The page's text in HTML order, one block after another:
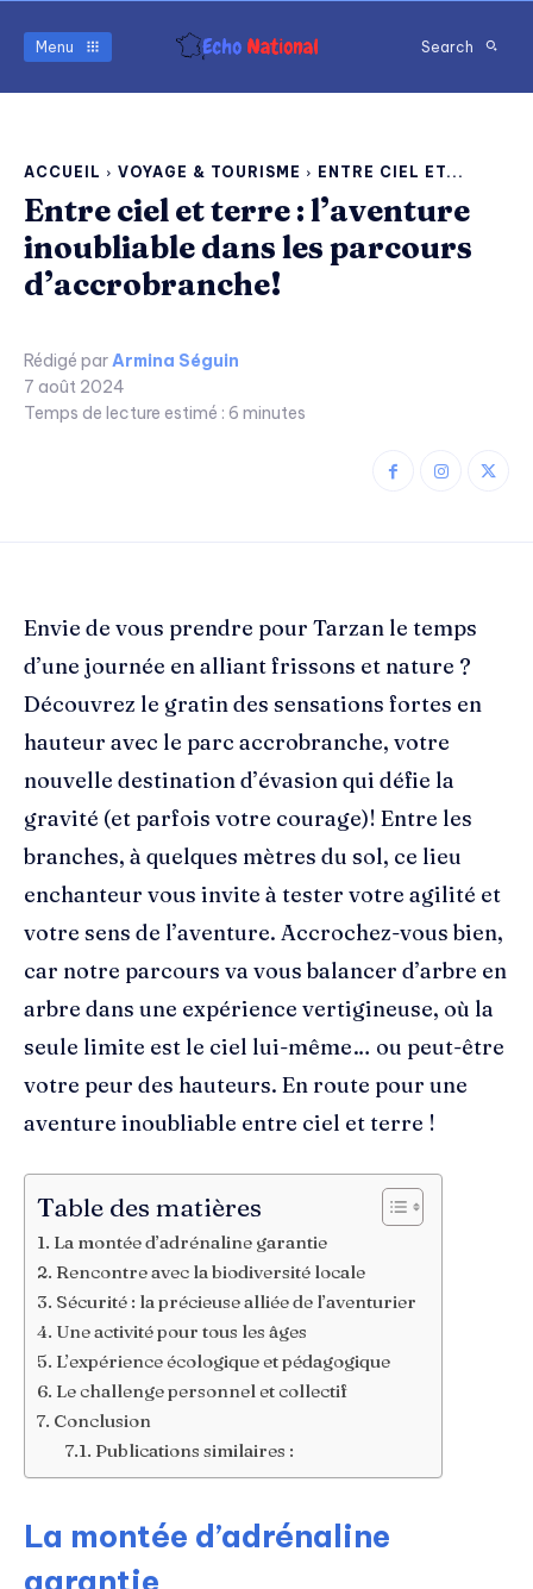
Menu Search
ACCUEIL VOYAGE & TOURISME ENTRE CIEL ET...
Entre ciel et terre : l’aventure
inoubliable dans les parcours
d’accrobranche!
Rédigé parArmina Séguin
7 août 2024
Temps de lecture estimé : 6 minutes
Envie de vous prendre pour Tarzan le temps
d’une journée en alliant frissons et nature ?
Découvrez le gratin des sensations fortes en
hauteur avec le parc accrobranche, votre
nouvelle destination d’évasion qui défie la
gravité (et parfois votre courage)! Entre les
branches, à quelques mètres du sol, ce lieu
enchanteur vous invite à tester votre agilité et
votre sens de l’aventure. Accrochez-vous bien,
car notre parcours va vous balancer d’arbre en
arbre dans une expérience vertigineuse, où la
seule limite est le ciel lui-même… ou peut-être
votre peur des hauteurs. En route pour une
aventure inoubliable entre ciel et terre !
Table des matières
La montée d’adrénaline garantie
Rencontre avec la biodiversité locale
Sécurité : la précieuse alliée de l’aventurier
Une activité pour tous les âges
L’expérience écologique et pédagogique
Le challenge personnel et collectif
Conclusion
Publications similaires :
La montée d’adrénaline
garantie